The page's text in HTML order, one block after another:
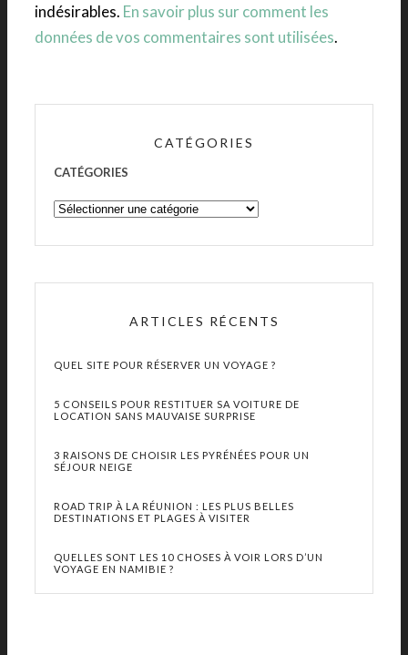
indésirables. En savoir plus sur comment les
données de vos commentaires sont utilisées.
CATÉGORIES
CATÉGORIES
ARTICLES RÉCENTS
QUEL SITE POUR RÉSERVER UN VOYAGE ?
5 CONSEILS POUR RESTITUER SA VOITURE DE
LOCATION SANS MAUVAISE SURPRISE
3 RAISONS DE CHOISIR LES PYRÉNÉES POUR UN
SÉJOUR NEIGE
ROAD TRIP À LA RÉUNION : LES PLUS BELLES
DESTINATIONS ET PLAGES À VISITER
QUELLES SONT LES 10 CHOSES À VOIR LORS D’UN
VOYAGE EN NAMIBIE ?